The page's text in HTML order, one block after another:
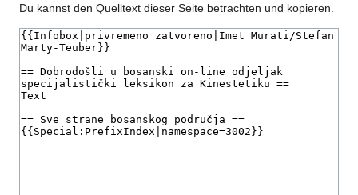
Du kannst den Quelltext dieser Seite betrachten und kopieren.